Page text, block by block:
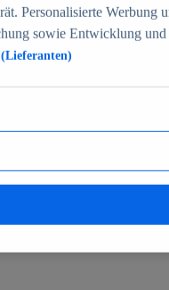
70+
Personalisierte Werbung
sowie Entwicklung